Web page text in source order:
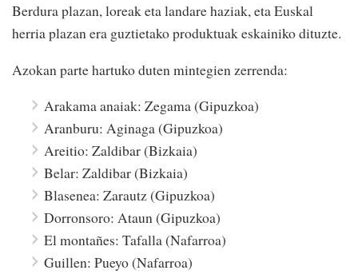
Berdura plazan, loreak eta landare haziak, eta Euskal
herria plazan era guztietako produktuak eskainiko dituzte.
Azokan parte hartuko duten mintegien zerrenda:
Arakama anaiak: Zegama (Gipuzkoa)
Aranburu: Aginaga (Gipuzkoa)
Areitio: Zaldibar (Bizkaia)
Belar: Zaldibar (Bizkaia)
Blasenea: Zarautz (Gipuzkoa)
Dorronsoro: Ataun (Gipuzkoa)
El montañes: Tafalla (Nafarroa)
Guillen: Pueyo (Nafarroa)